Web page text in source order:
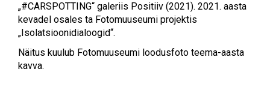
„#CARSPOTTING“ galeriis Positiiv (2021). 2021. aasta
kevadel osales ta Fotomuuseumi projektis
„Isolatsioonidialoogid“.
Näitus kuulub Fotomuuseumi loodusfoto teema-aasta
kavva.